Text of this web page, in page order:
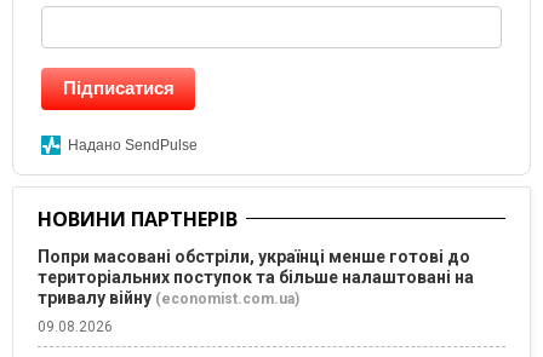
Підписатися
Надано SendPulse
НОВИНИ ПАРТНЕРІВ
Попри масовані обстріли, українці менше готові до
територіальних поступок та більше налаштовані на
тривалу війну (economist.com.ua)
09.08.2026